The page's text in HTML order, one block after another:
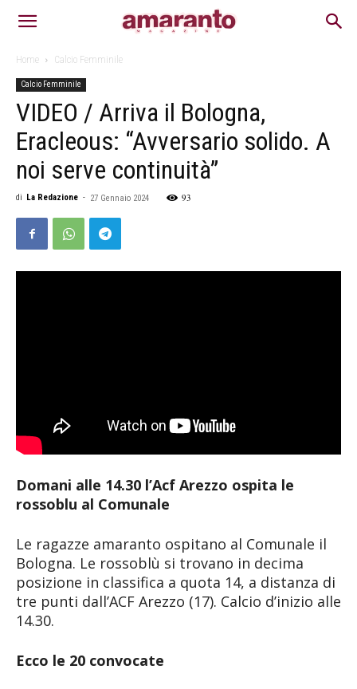
Home Calcio Femminile
Calcio Femminile
VIDEO / Arriva il Bologna,
Eracleous: “Avversario solido. A
noi serve continuità”
di La Redazione - 27 Gennaio 2024 93
Domani alle 14.30 l’Acf Arezzo ospita le
rossoblu al Comunale
Le ragazze amaranto ospitano al Comunale il
Bologna. Le rossoblù si trovano in decima
posizione in classifica a quota 14, a distanza di
tre punti dall’ACF Arezzo (17). Calcio d’inizio alle
14.30.
Ecco le 20 convocate